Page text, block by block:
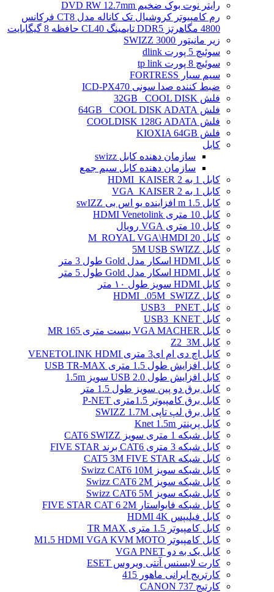
رایتر نوت بوک ضخیم DVD RW 12.7mm
رم کامپیوتر کروشیال تک کاناله مدل CT8 فرکانس
4800 مگاهرتز DDR5 تایمینگ CL40 حافظه 8 گیگابایت
زیر مانیتور SWIZZ 3000
سوئیچ 5 پورت dlink
سوئیچ 8 پورت tp link
سیم سیار FORTRESS
ضبط کننده صدا سونی ICD-PX470
فلش 32GB _COOL DISK
فلش 64GB _COOL DISK ADATA
فلش COOLDISK 128G ADATA
فلش KIOXIA 64GB
کابل
سازمان دهنده کابل swizz
سازمان دهنده کابل سیم جمع
کابل 1 به 2 HDMI_KAISER
کابل 1 به 2 VGA_KAISER
کابل 1.5 m افزاینده یو اس بی swIZZ
کابل 10 متری HDMI Venetolink
کابل 10 متری VGA رویال
کابل 20 M_ROYAL VGA\HMDI
کابل 5M USB SWIZZ
کابل HDMI اسکار مدل Gold طول 3 متر
کابل HDMI اسکار مدل Gold طول 5 متر
کابل HDMI سویز طول ۱۰ متر
کابل HDMI_.05M_SWIZZ
کابل USB3 _ PNET
کابل USB3_KNET
کابل VGA MACHER بیست متری MR 165
کابل Z2_3M
کابل اچ دی ام ای3 متری VENETOLINK HDMI
کابل افزایش طول 1.5 متری USB TR-MAX
کابل افزایش طول USB 2.0 سویز 1.5m
کابل برق دو پین سویز طول 1.5 متر
کابل برق کامپیوتر 1.5ﻣﺘﺮی P-NET
کابل برق لپ تاپی SWIZZ 1.7M
کابل پرینتر Knet 1.5m
کابل شبکه 1 متری سویز CAT6 SWIZZ
کابل شبکه 3 متری CAT6 برند FIVE STAR
کابل شبکه CAT5 3M FIVE STAR
کابل شبکه سویز Swizz CAT6 10M
کابل شبکه سویز Swizz CAT6 2M
کابل شبکه سویز Swizz CAT6 5M
کابل شبکه فایواستار FIVE STAR CAT 6 2M
کابل فیلیپس HDMI 4K
کابل کامپیوتر 1.5 متری TR MAX
کابل کامپیوتر M1.5 HDMI VGA KVM MOTO
کابل یک به دو VGA PNET
کارت لایسنس آنتی ویروس ESET
کارتریج ایرانی ماهور 415
کارتیج 737 CANON